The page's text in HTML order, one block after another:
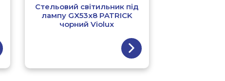
Стельовий світильник під
лампу GX53x8 PATRICK
чорний Violux